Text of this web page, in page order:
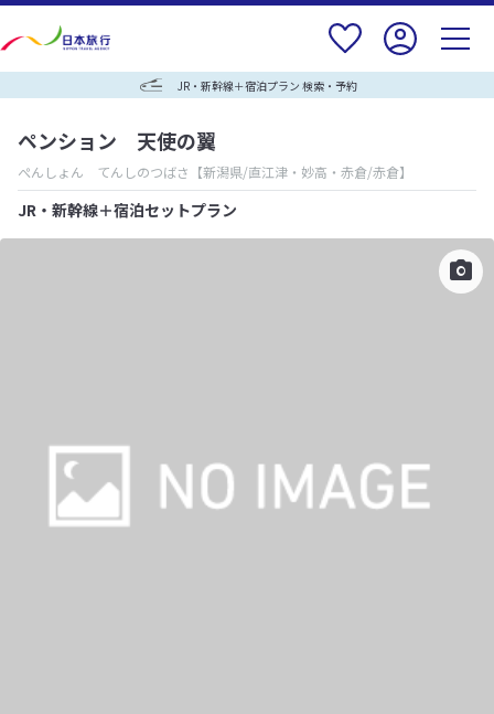
JR・新幹線＋宿泊プラン 検索・予約
ペンション 天使の翼
ぺんしょん てんしのつばさ 【新潟県/直江津・妙高・赤倉/赤倉】
JR・新幹線＋宿泊セットプラン